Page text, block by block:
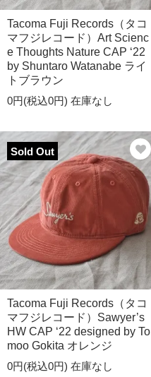
Tacoma Fuji Records（タコ
マフジレコード）Art Scienc
e Thoughts Nature CAP ‘22
by Shuntaro Watanabe ライ
トブラウン
0円(税込0円) 在庫なし
Sold Out
Tacoma Fuji Records（タコ
マフジレコード）Sawyer’s
HW CAP ‘22 designed by To
moo Gokita オレンジ
0円(税込0円) 在庫なし